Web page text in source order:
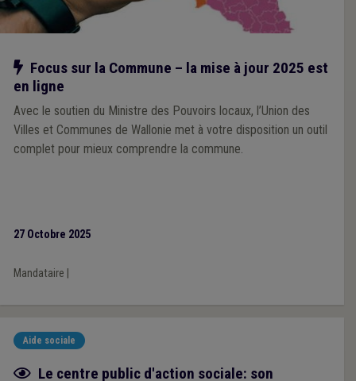
Notre action
Focus sur la Commune – la mise à jour 2025 est
en ligne
Avec le soutien du Ministre des Pouvoirs locaux, l’Union des
Villes et Communes de Wallonie met à votre disposition un outil
complet pour mieux comprendre la commune.
27 Octobre 2025
Mandataire
Aide sociale
Fiche focus
Le centre public d'action sociale: son